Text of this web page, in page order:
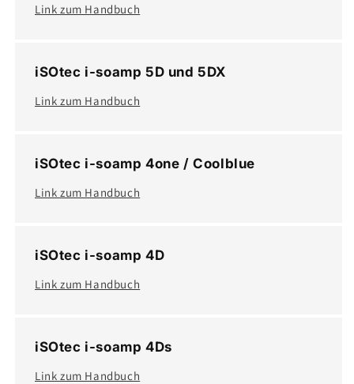
Link zum Handbuch
iSOtec i-soamp 5D und 5DX
Link zum Handbuch
iSOtec i-soamp 4one / Coolblue
Link zum Handbuch
iSOtec i-soamp 4D
Link zum Handbuch
iSOtec i-soamp 4Ds
Link zum Handbuch